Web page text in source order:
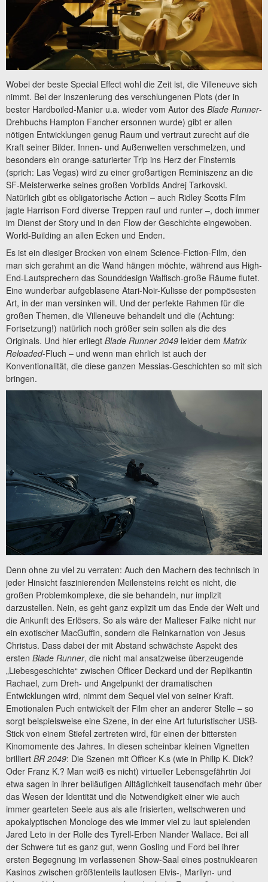
Wobei der beste Special Effect wohl die Zeit ist, die Villeneuve sich
nimmt. Bei der Inszenierung des verschlungenen Plots (der in
bester Hardboiled-Manier u.a. wieder vom Autor des Blade Runner-
Drehbuchs Hampton Fancher ersonnen wurde) gibt er allen
nötigen Entwicklungen genug Raum und vertraut zurecht auf die
Kraft seiner Bilder. Innen- und Außenwelten verschmelzen, und
besonders ein orange-saturierter Trip ins Herz der Finsternis
(sprich: Las Vegas) wird zu einer großartigen Reminiszenz an die
SF-Meisterwerke seines großen Vorbilds Andrej Tarkovski.
Natürlich gibt es obligatorische Action – auch Ridley Scotts Film
jagte Harrison Ford diverse Treppen rauf und runter –, doch immer
im Dienst der Story und in den Flow der Geschichte eingewoben.
World-Building an allen Ecken und Enden.
Es ist ein diesiger Brocken von einem Science-Fiction-Film, den
man sich gerahmt an die Wand hängen möchte, während aus High-
End-Lautsprechern das Sounddesign Walfisch-große Räume flutet.
Eine wunderbar aufgeblasene Atari-Noir-Kulisse der pompösesten
Art, in der man versinken will. Und der perfekte Rahmen für die
großen Themen, die Villeneuve behandelt und die (Achtung:
Fortsetzung!) natürlich noch größer sein sollen als die des
Originals. Und hier erliegt Blade Runner 2049 leider dem Matrix
Reloaded-Fluch – und wenn man ehrlich ist auch der
Konventionalität, die diese ganzen Messias-Geschichten so mit sich
bringen.
Denn ohne zu viel zu verraten: Auch den Machern des technisch in
jeder Hinsicht faszinierenden Meilensteins reicht es nicht, die
großen Problemkomplexe, die sie behandeln, nur implizit
darzustellen. Nein, es geht ganz explizit um das Ende der Welt und
die Ankunft des Erlösers. So als wäre der Malteser Falke nicht nur
ein exotischer MacGuffin, sondern die Reinkarnation von Jesus
Christus. Dass dabei der mit Abstand schwächste Aspekt des
ersten Blade Runner, die nicht mal ansatzweise überzeugende
„Liebesgeschichte“ zwischen Officer Deckard und der Replikantin
Rachael, zum Dreh- und Angelpunkt der dramatischen
Entwicklungen wird, nimmt dem Sequel viel von seiner Kraft.
Emotionalen Puch entwickelt der Film eher an anderer Stelle – so
sorgt beispielsweise eine Szene, in der eine Art futuristischer USB-
Stick von einem Stiefel zertreten wird, für einen der bittersten
Kinomomente des Jahres. In diesen scheinbar kleinen Vignetten
brilliert BR 2049: Die Szenen mit Officer K.s (wie in Philip K. Dick?
Oder Franz K.? Man weiß es nicht) virtueller Lebensgefährtin Joi
etwa sagen in ihrer beiläufigen Alltäglichkeit tausendfach mehr über
das Wesen der Identität und die Notwendigkeit einer wie auch
immer gearteten Seele aus als alle frisierten, weltschweren und
apokalyptischen Monologe des wie immer viel zu laut spielenden
Jared Leto in der Rolle des Tyrell-Erben Niander Wallace. Bei all
der Schwere tut es ganz gut, wenn Gosling und Ford bei ihrer
ersten Begegnung im verlassenen Show-Saal eines postnuklearen
Kasinos zwischen größtenteils lautlosen Elvis-, Marilyn- und